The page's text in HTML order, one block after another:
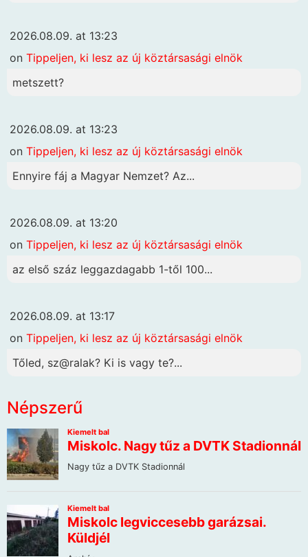
2026.08.09. at 13:23
on Tippeljen, ki lesz az új köztársasági elnök
metszett?
2026.08.09. at 13:23
on Tippeljen, ki lesz az új köztársasági elnök
Ennyire fáj a Magyar Nemzet? Az...
2026.08.09. at 13:20
on Tippeljen, ki lesz az új köztársasági elnök
az első száz leggazdagabb 1-től 100...
2026.08.09. at 13:17
on Tippeljen, ki lesz az új köztársasági elnök
Tőled, sz@ralak? Ki is vagy te?...
Népszerű